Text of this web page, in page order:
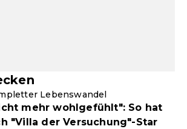
Lebenswandel
mehr wohlgefühlt": So hat
"Villa der Versuchung"-Star